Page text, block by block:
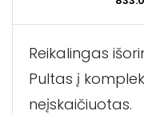
Reikalingas
Pultas į
neįskaičiuotas.